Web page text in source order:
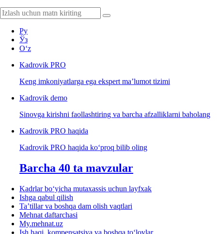
Ру
Ўз
Oʻz
Kadrovik PRO
Keng imkoniyatlarga ega ekspert ma’lumot tizimi
Kadrovik demo
Sinovga kirishni faollashtiring va barcha afzalliklarni baholang
Kadrovik PRO haqida
Kadrovik PRO haqida koʻproq bilib oling
Barcha 40 ta mavzular
Kadrlar boʻyicha mutaхassis uchun layfхak
Ishga qabul qilish
Ta’tillar va boshqa dam olish vaqtlari
Mehnat daftarchasi
My.mehnat.uz